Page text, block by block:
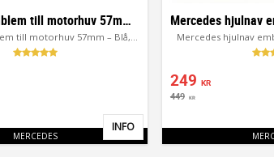
Mercedes emblem till motorhuv 57mm – Blå, Svart & AMG
Mercedes emblem till motorhuv 57mm – Blå, Svart & AMG
MERCEDES Lägg till i favoriter
INFO
Mercedes hjulnav
249 KR
449 KR